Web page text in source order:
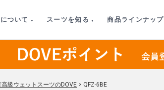
ついて スーツを知る 商品ラインナップ
高級ウェットスーツのDOVE > QFZ-6BE